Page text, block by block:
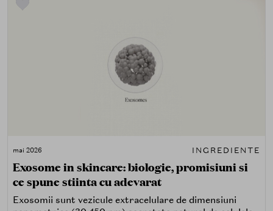
1990, un statut pe care putine ingrediente cosmetice il
mai 2026 INGREDIENTE
Exosome in skincare: biologie, promisiuni si
ce spune stiinta cu adevarat
Exosomii sunt vezicule extracelulare de dimensiuni